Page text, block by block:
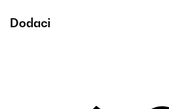
Dodaci